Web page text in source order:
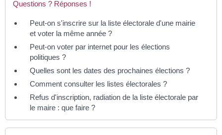
Questions ? Réponses !
Peut-on s'inscrire sur la liste électorale d'une mairie
et voter la même année ?
Peut-on voter par internet pour les élections
politiques ?
Quelles sont les dates des prochaines élections ?
Comment consulter les listes électorales ?
Refus d'inscription, radiation de la liste électorale par
le maire : que faire ?